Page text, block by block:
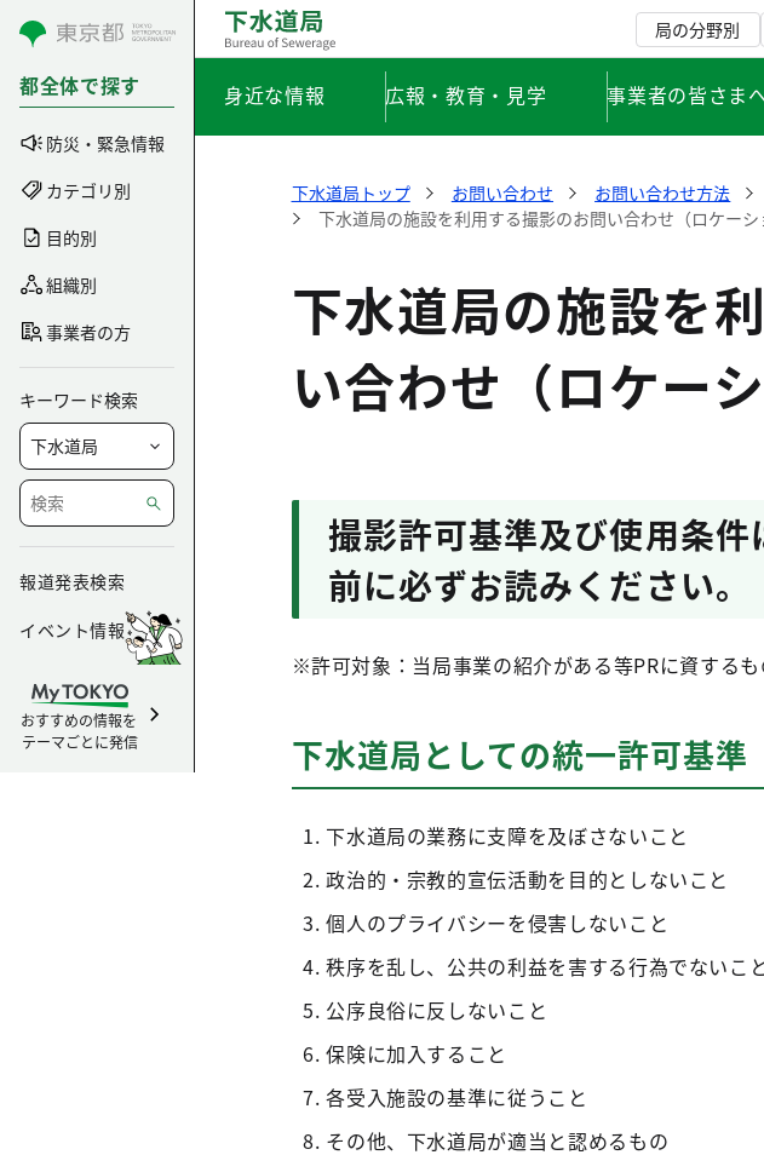
コンテンツにスキップ
都全体で探す
防災・緊急情報
カテゴリ別
目的別
組織別
事業者の方
キーワード検索
報道発表検索
イベント情報
おすすめの情報を
テーマごとに発信
局の分野別
身近な情報 広報・教育・見学 事業者の皆さま
下水道局トップ お問い合わせ お問い合わせ方法
下水道局の施設を利用する撮影のお問い合わせ（ロケーシ
下水道局の施設を
い合わせ（ロケー
撮影許可基準及び使用条
前に必ずお読みください。
※許可対象：当局事業の紹介がある等PRに資するも
下水道局としての統一許可基準
下水道局の業務に支障を及ぼさないこと
政治的・宗教的宣伝活動を目的としないこと
個人のプライバシーを侵害しないこと
秩序を乱し、公共の利益を害する行為でないこ
公序良俗に反しないこと
保険に加入すること
各受入施設の基準に従うこと
その他、下水道局が適当と認めるもの